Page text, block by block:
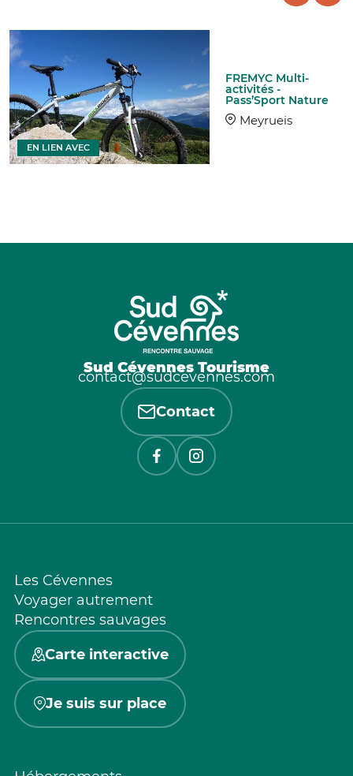
FREMYC Multi-
activités -
Pass’Sport Nature
Meyrueis
EN LIEN AVEC
Sud Cévennes Tourisme
contact@sudcevennes.com
Contact
Les Cévennes
Voyager autrement
Rencontres sauvages
Carte interactive
Je suis sur place